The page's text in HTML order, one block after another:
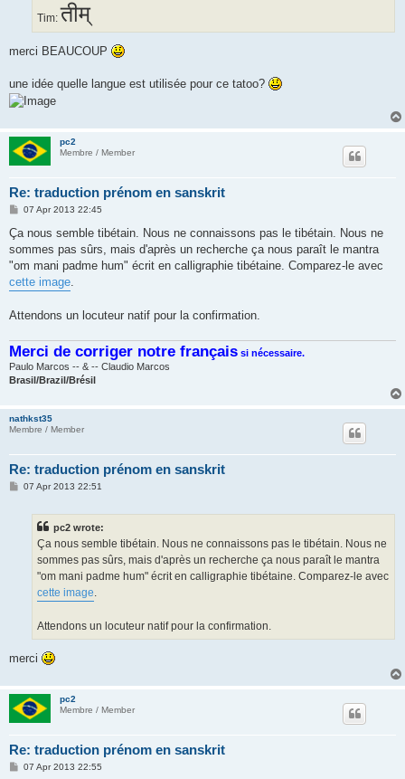
Tim: तीम्
merci BEAUCOUP
une idée quelle langue est utilisée pour ce tatoo?
pc2
Membre / Member
Re: traduction prénom en sanskrit
P
s
07 Apr 2013 22:45
Ça nous semble tibétain. Nous ne connaissons pas le tibétain. Nous ne
sommes pas sûrs, mais d'après un recherche ça nous paraît le mantra
"om mani padme hum" écrit en calligraphie tibétaine. Comparez-le avec
cette image.
Attendons un locuteur natif pour la confirmation.
Merci de corriger notre français si nécessaire.
Paulo Marcos -- & -- Claudio Marcos
Brasil/Brazil/Brésil
nathkst35
Membre / Member
Re: traduction prénom en sanskrit
P07 Apr 2013 22:51
pc2 wrote:
Ça nous semble tibétain. Nous ne connaissons pas le tibétain. Nous ne
sommes pas sûrs, mais d'après un recherche ça nous paraît le mantra
"om mani padme hum" écrit en calligraphie tibétaine. Comparez-le avec
cette image
Attendons un locuteur natif pour la confirmation.
merci
pc2
Membre / Member
Re: traduction prénom en sanskrit
P07 Apr 2013 22:55